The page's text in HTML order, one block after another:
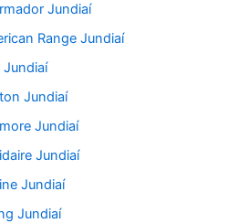
Jundiaí
Range Jundiaí
Jundiaí
Jundiaí
Jundiaí
Jundiaí
Jundiaí
Jundiaí